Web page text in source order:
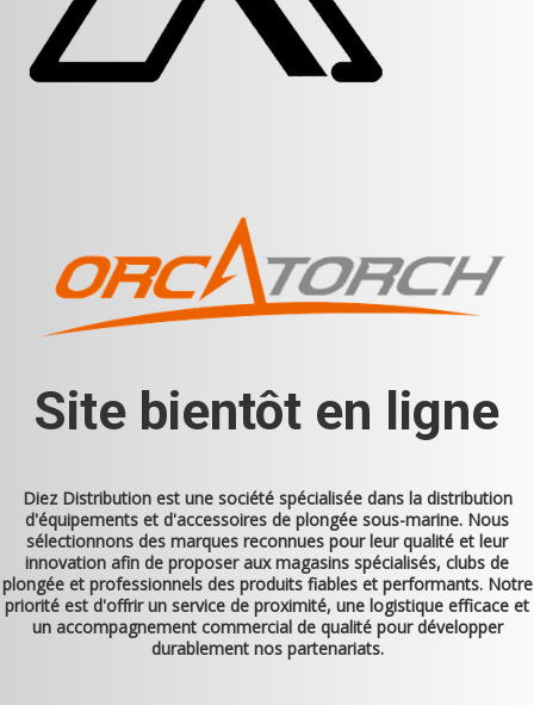
Site bientôt en ligne
Diez Distributionest une société spécialisée dans la distribution
d'équipements et d'accessoires de plongée sous-marine. Nous
sélectionnons des marques reconnues pour leur qualité et leur
innovation afin de proposer aux magasins spécialisés, clubs de
plongée et professionnels des produits fiables et performants. Notre
priorité est d'offrir un service de proximité, une logistique efficace et
un accompagnement commercial de qualité pour développer
durablement nos partenariats.